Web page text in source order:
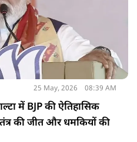
25 May, 2026 08:39 AM
में BJP की ऐतिहासिक
की जीत और धमकियों की